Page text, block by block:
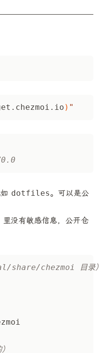
) "
dotfiles。可以是公
里没有敏感信息，公开仓
share/chezmoi 目录）